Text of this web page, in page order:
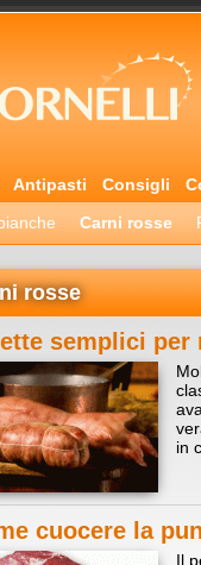
Antipasti Consigli
Carni rosse
rosse
semplici per
in
cuocere la
Il